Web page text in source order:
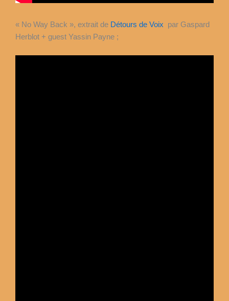
« No Way Back », extrait de Détours de Voix
par Gaspard
Herblot + guest Yassin Payne ;